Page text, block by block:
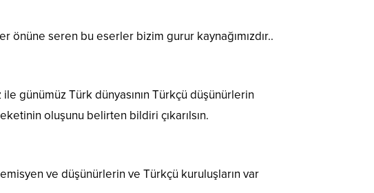
önüne seren bu eserler bizim gurur kaynağımızdır..
günümüz Türk dünyasının Türkçü düşünürlerin
oluşunu belirten bildiri çıkarılsın.
ve düşünürlerin ve Türkçü kuruluşların var